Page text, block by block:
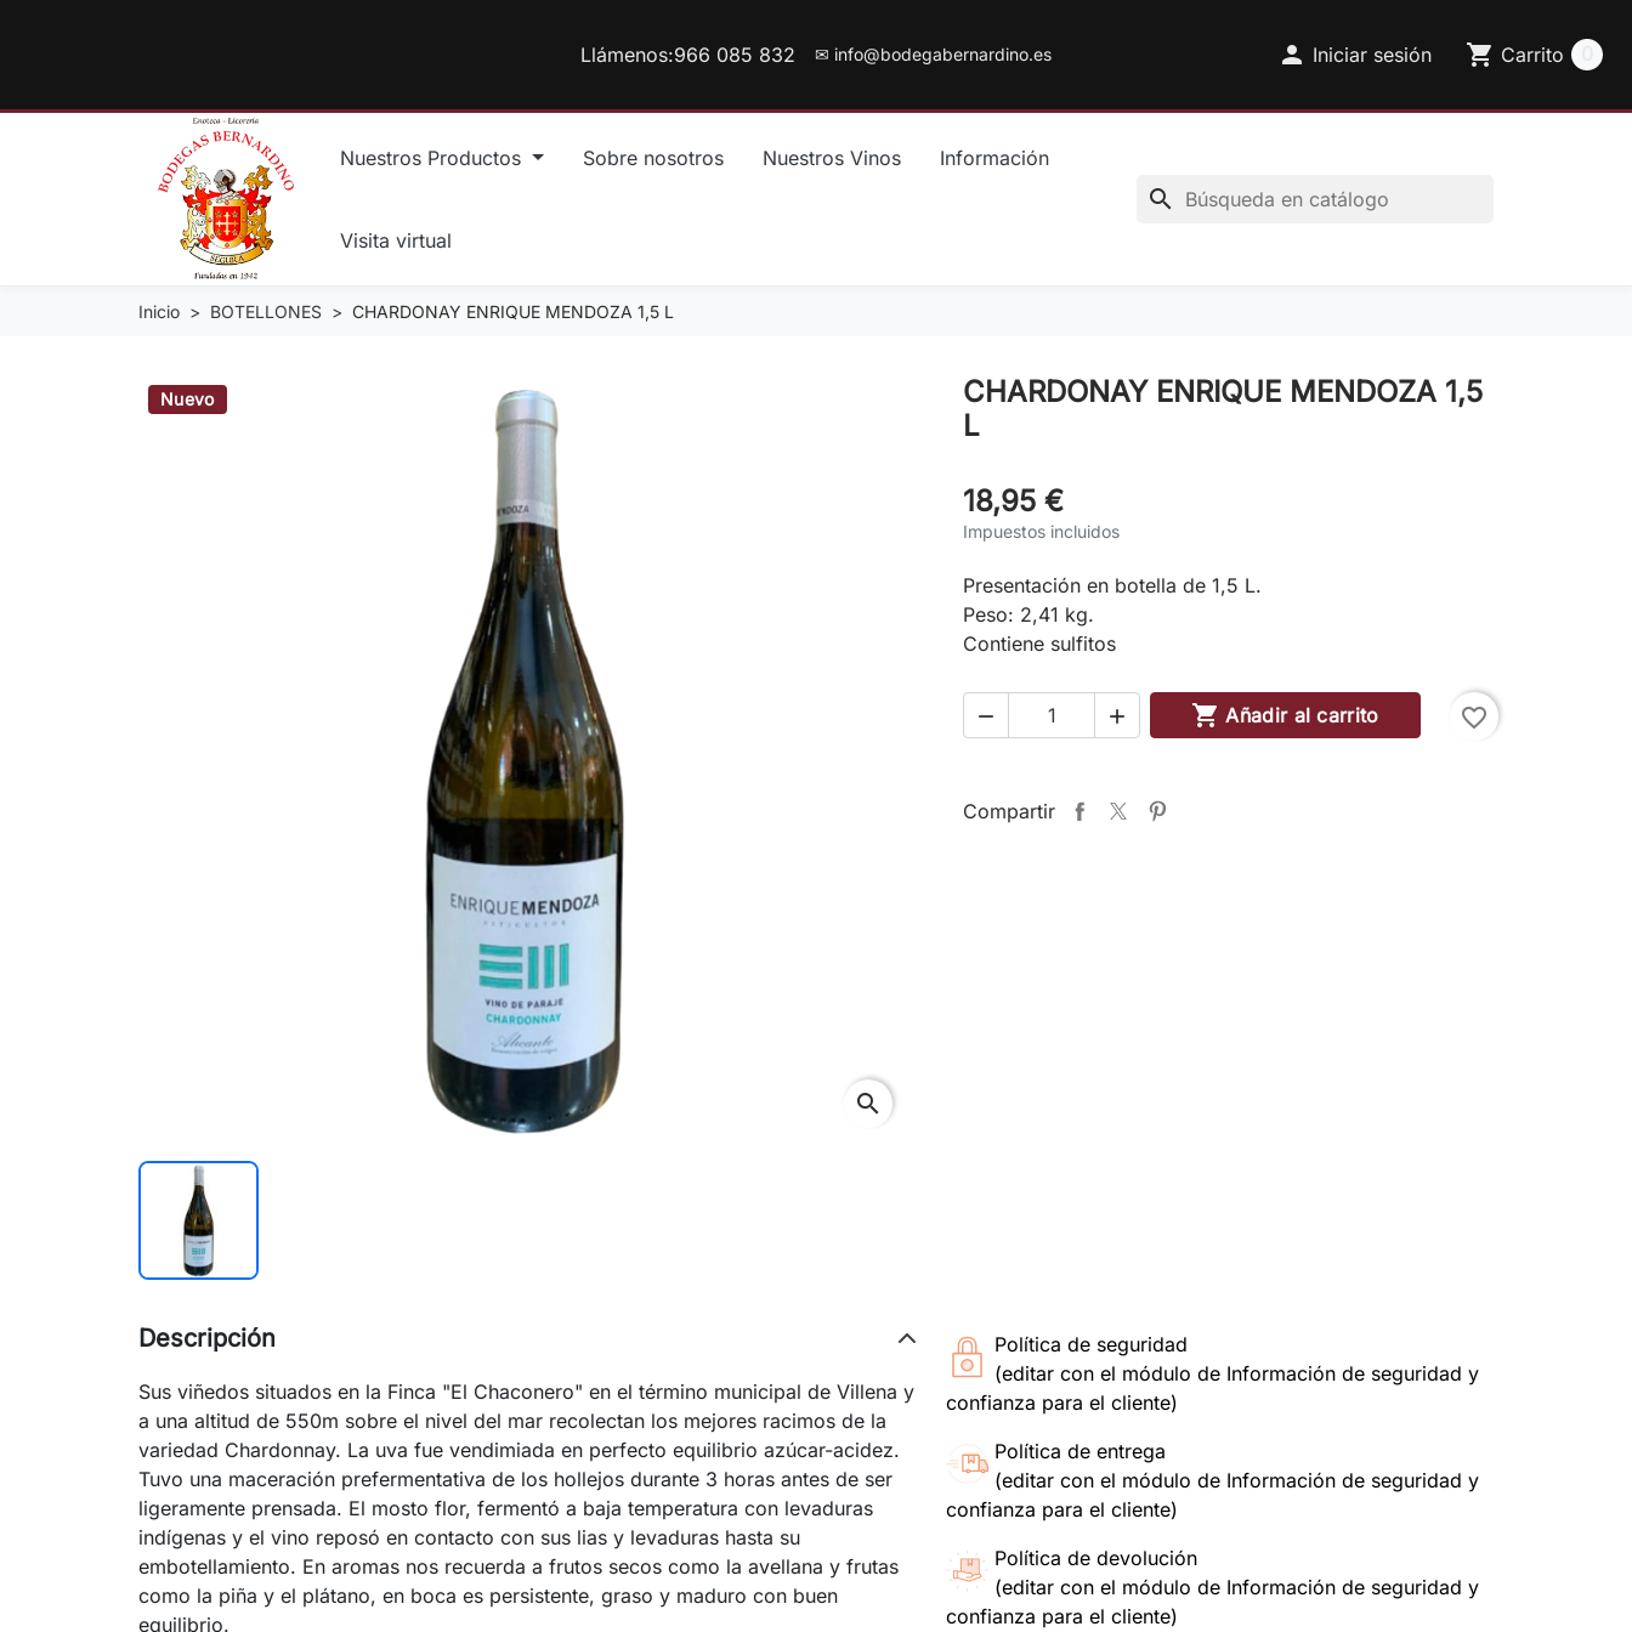
Llámenos:966 085 832 ✉ info@bodegabernardino.es  Iniciar sesión shopping_cart Carrito
Nuestros Productos Sobre nosotros Nuestros Vinos Información
Visita virtual
search
Inicio BOTELLONES CHARDONAY ENRIQUE MENDOZA 1,5 L
Nuevo
search
CHARDONAY ENRIQUE MENDOZA 1,5
L
18,95 €
Impuestos incluidos
Presentación en botella de 1,5 L.
Peso: 2,41 kg.
Contiene sulfitos
   Añadir al carrito favorite_border
Compartir
Política de seguridad
(editar con el módulo de Información de seguridad y
confianza para el cliente)
Política de entrega
(editar con el módulo de Información de seguridad y
confianza para el cliente)
Política de devolución
(editar con el módulo de Información de seguridad y
confianza para el cliente)
Descripción
Sus viñedos situados en la Finca "El Chaconero" en el término municipal de Villena y
a una altitud de 550m sobre el nivel del mar recolectan los mejores racimos de la
variedad Chardonnay. La uva fue vendimiada en perfecto equilibrio azúcar-acidez.
Tuvo una maceración prefermentativa de los hollejos durante 3 horas antes de ser
ligeramente prensada. El mosto flor, fermentó a baja temperatura con levaduras
indígenas y el vino reposó en contacto con sus lias y levaduras hasta su
embotellamiento. En aromas nos recuerda a frutos secos como la avellana y frutas
como la piña y el plátano, en boca es persistente, graso y maduro con buen
equilibrio.